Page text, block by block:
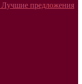
Лучшие предложения